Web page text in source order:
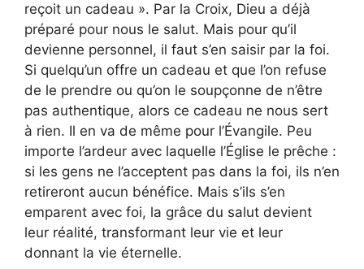
reçoit un cadeau ». Par la Croix, Dieu a déjà
préparé pour nous le salut. Mais pour qu’il
devienne personnel, il faut s’en saisir par la foi.
Si quelqu’un offre un cadeau et que l’on refuse
de le prendre ou qu’on le soupçonne de n’être
pas authentique, alors ce cadeau ne nous sert
à rien. Il en va de même pour l’Évangile. Peu
importe l’ardeur avec laquelle l’Église le prêche :
si les gens ne l’acceptent pas dans la foi, ils n’en
retireront aucun bénéfice. Mais s’ils s’en
emparent avec foi, la grâce du salut devient
leur réalité, transformant leur vie et leur
donnant la vie éternelle.